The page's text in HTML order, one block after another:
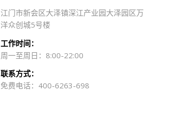
江门市新会区大泽镇深江产业园大泽园区万
洋众创城5号楼
工作时间：
周一至周日：8:00-22:00
联系方式：
免费电话：400-6263-698